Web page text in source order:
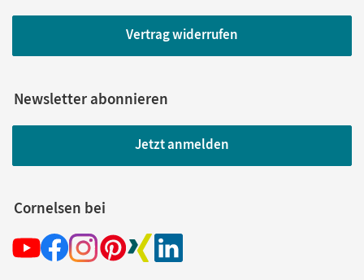
Vertrag widerrufen
Newsletter abonnieren
Jetzt anmelden
Cornelsen bei